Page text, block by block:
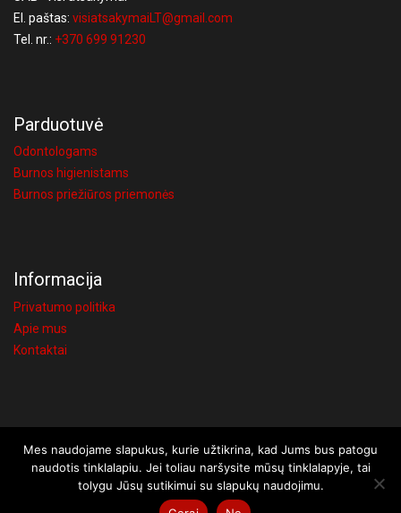
Užsakymams iki 150€, taikomas 4€ siuntimo mokestis. Kaune,
Vilniuje ir Šiauliuose užsakius bent už 20€, pristatysime nemokamai
El. paštas: visiatsakymaiLT@gmail.com
Tel. nr.: +370 699 91230
Parduotuvė
Odontologams
Burnos higienistams
Burnos priežiūros priemonės
Informacija
Privatumo politika
Apie mus
Kontaktai
Visos teisės saugomos © 2026 UAB Visi atsakymai
Mes naudojame slapukus, kurie užtikrina, kad Jums bus patogu
naudotis tinklalapiu. Jei toliau naršysite mūsų tinklalapyje, tai
tolygu Jūsų sutikimui su slapukų naudojimu.